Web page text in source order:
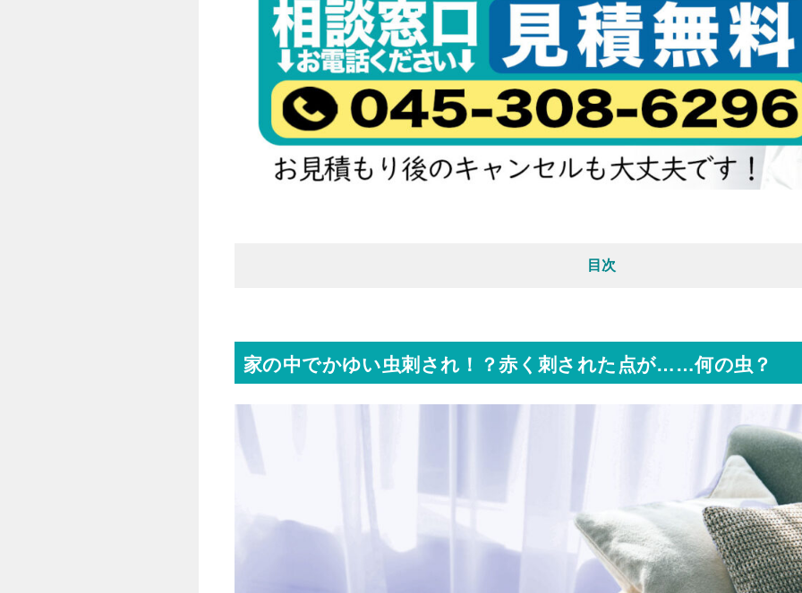
目次
家の中でかゆい虫刺され！？赤く刺された点が……何の虫？